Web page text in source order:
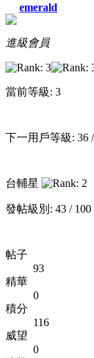
emerald
進級會員
當前等級: 3
下一用戶等級: 36
台輔星
發帖級別: 43 / 100
帖子
93
精華
0
積分
116
威望
0